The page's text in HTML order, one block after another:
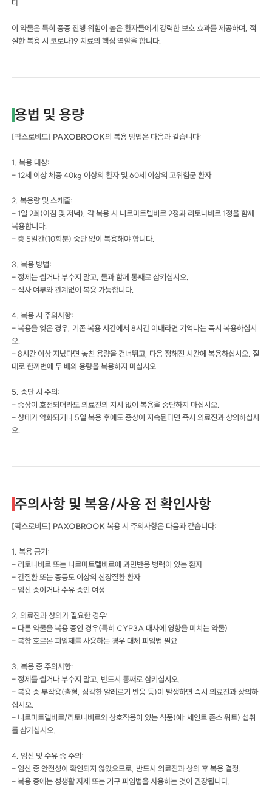
다.
이 약물은 특히 중증 진행 위험이 높은 환자들에게 강력한 보호 효과를 제공하며, 적
절한 복용 시 코로나19 치료의 핵심 역할을 합니다.
용법 및 용량
[팍스로비드] PAXOBROOK의 복용 방법은 다음과 같습니다:
1. 복용 대상:
- 12세 이상 체중 40kg 이상의 환자 및 60세 이상의 고위험군 환자
2. 복용량 및 스케줄:
- 1일 2회(아침 및 저녁), 각 복용 시 니르마트렐비르 2정과 리토나비르 1정을 함께
복용합니다.
- 총 5일간(10회분) 중단 없이 복용해야 합니다.
3. 복용 방법:
- 정제는 씹거나 부수지 말고, 물과 함께 통째로 삼키십시오.
- 식사 여부와 관계없이 복용 가능합니다.
4. 복용 시 주의사항:
- 복용을 잊은 경우, 기존 복용 시간에서 8시간 이내라면 기억나는 즉시 복용하십시
오.
- 8시간 이상 지났다면 놓친 용량을 건너뛰고, 다음 정해진 시간에 복용하십시오. 절
대로 한꺼번에 두 배의 용량을 복용하지 마십시오.
5. 중단 시 주의:
- 증상이 호전되더라도 의료진의 지시 없이 복용을 중단하지 마십시오.
- 상태가 악화되거나 5일 복용 후에도 증상이 지속된다면 즉시 의료진과 상의하십시
오.
주의사항 및 복용/사용 전 확인사항
[팍스로비드] PAXOBROOK 복용 시 주의사항은 다음과 같습니다:
1. 복용 금기:
- 리토나비르 또는 니르마트렐비르에 과민반응 병력이 있는 환자
- 간질환 또는 중등도 이상의 신장질환 환자
- 임신 중이거나 수유 중인 여성
2. 의료진과 상의가 필요한 경우:
- 다른 약물을 복용 중인 경우(특히 CYP3A 대사에 영향을 미치는 약물)
- 복합 호르몬 피임제를 사용하는 경우 대체 피임법 필요
3. 복용 중 주의사항:
- 정제를 씹거나 부수지 말고, 반드시 통째로 삼키십시오.
- 복용 중 부작용(출혈, 심각한 알레르기 반응 등)이 발생하면 즉시 의료진과 상의하
십시오.
- 니르마트렐비르/리토나비르와 상호작용이 있는 식품(예: 세인트 존스 워트) 섭취
를 삼가십시오.
4. 임신 및 수유 중 주의:
- 임신 중 안전성이 확인되지 않았으므로, 반드시 의료진과 상의 후 복용 결정.
- 복용 중에는 성생활 자제 또는 기구 피임법을 사용하는 것이 권장됩니다.